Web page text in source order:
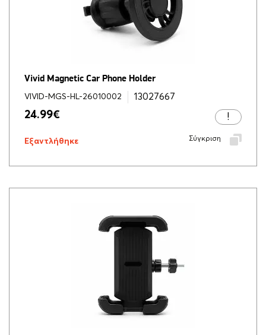
Vivid Magnetic Car Phone Holder
VIVID-MGS-HL-26010002 13027667
24.99€
Εξαντλήθηκε Σύγκριση